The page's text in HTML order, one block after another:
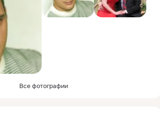
Все фотографии